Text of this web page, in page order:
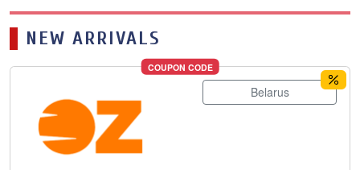
NEW ARRIVALS
COUPON CODE
Belarus